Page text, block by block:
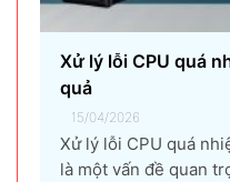
Xử lý lỗi CPU quá
quả
15/04/2026
Xử lý lỗi CPU quá
là một vấn đề quan